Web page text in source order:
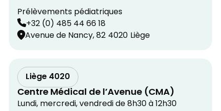
Prélèvements pédiatriques
+32 (0) 485 44 66 18
Avenue de Nancy, 82 4020 Liège
Liège 4020
Centre Médical de l’Avenue (CMA)
Lundi, mercredi, vendredi de 8h30 à 12h30